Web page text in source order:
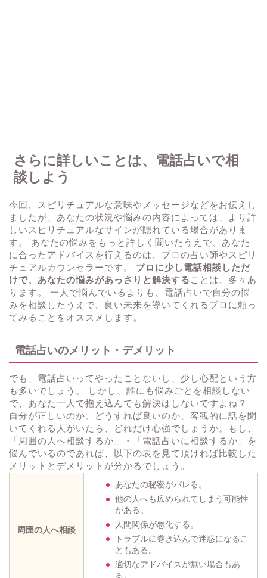
さらに詳しいことは、電話占いで相
談しよう
今回、スピリチュアルな意味やメッセージなどをお伝えし
ましたが、あなたの状況や悩みの内容によっては、より詳
しいスピリチュアルなサインが隠れている場合がありま
す。 あなたの悩みをもっと詳しく聞いたうえで、あなた
に合ったアドバイスを行えるのは、プロの占い師やスピリ
チュアルカウンセラーです。 プロに少し電話相談しただ
けで、あなたの悩みがあっさりと解決する ことは、多々あ
ります。 一人で悩んでいるよりも、電話占いで自分の悩
みを相談したうえで、良い未来を導いてくれるプロに頼っ
てみることをオススメします。
電話占いのメリット・デメリット
でも、電話占いってやったことないし、少し心配という方
も多いでしょう。 しかし、誰にも悩みごとを相談しない
で、あなた一人で抱え込んでも解決はしないですよね？
自分が正しいのか、どうすれば良いのか、客観的に話を聞
いてくれる人がいたら、どれだけ心強でしょうか。もし、
「周囲の人へ相談するか」・「電話占いに相談するか」を
悩んでいるのであれば、以下の表を見て頂ければ比較した
メリットとデメリットが分かるでしょう。
周囲の人へ相談
あなたの秘密がバレる。
他の人へも広められてしまう可能性
がある。
人間関係が悪化する。
トラブルに巻き込んで迷惑になるこ
ともある。
適切なアドバイスが無い場合もあ
る。